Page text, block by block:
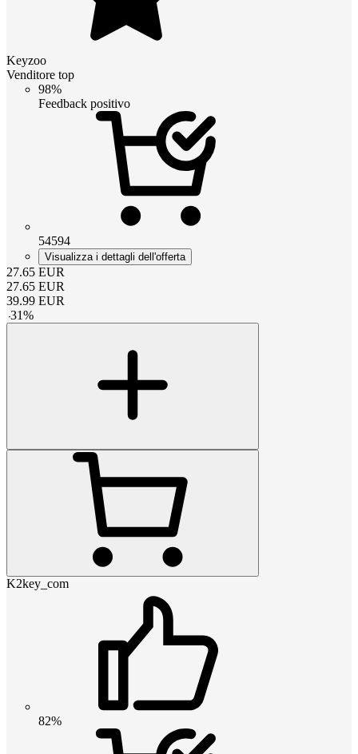
Keyzoo
Venditore top
98%
Feedback positivo
54594
Visualizza i dettagli dell'offerta
27.65 EUR
27.65 EUR
39.99 EUR
-31%
K2key_com
82%